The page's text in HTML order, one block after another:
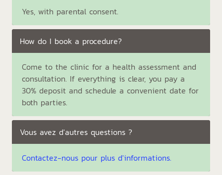
Yes, with parental consent.
How do I book a procedure?
Come to the clinic for a health assessment and
consultation. If everything is clear, you pay a
30% deposit and schedule a convenient date for
both parties.
Vous avez d'autres questions ?
Contactez-nous pour plus d'informations.